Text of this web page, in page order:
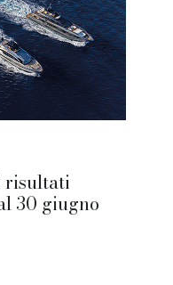
risultati
30 giugno